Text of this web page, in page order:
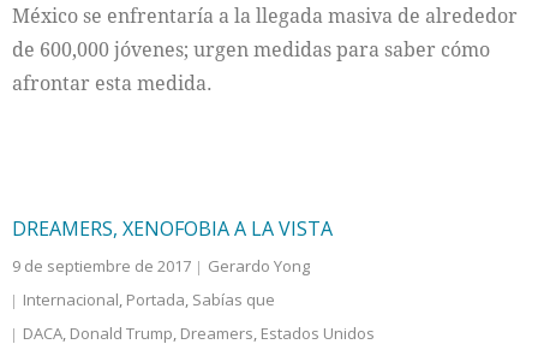
México se enfrentaría a la llegada masiva de alrededor
de 600,000 jóvenes; urgen medidas para saber cómo
afrontar esta medida.
DREAMERS, XENOFOBIA A LA VISTA
9 de septiembre de 2017
Gerardo Yong
Internacional, Portada, Sabías que
DACA, Donald Trump, Dreamers, Estados Unidos